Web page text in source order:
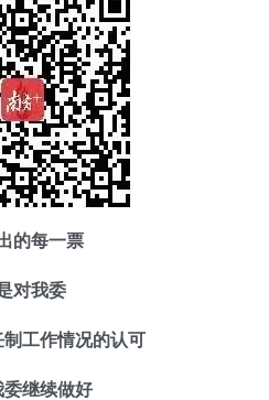
的每一票
对我委
工作情况的认可
委继续做好